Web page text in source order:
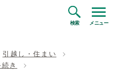
検索 メニュー
引越し・住まい
き